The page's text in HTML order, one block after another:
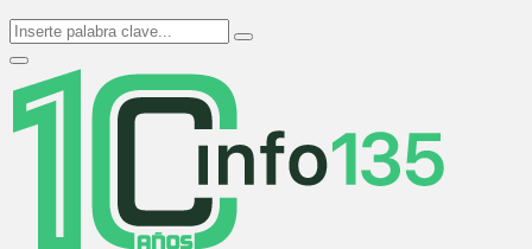
Search
for:
Search
Primary
Menu